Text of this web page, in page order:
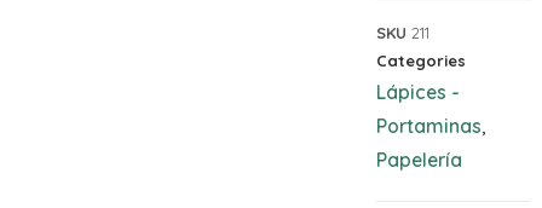
SKU 211
Categories
Lápices -
Portaminas
Papelería